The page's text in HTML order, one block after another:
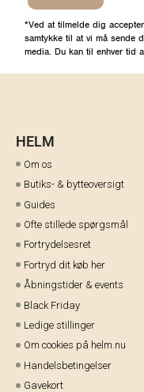
*Ved at tilmelde dig
samtykke til at vi må sende
media. Du kan til enhver tid
HELM
Om os
Butiks- & bytteoversigt
Guides
Ofte stillede spørgsmål
Fortrydelsesret
Fortryd dit køb her
Åbningstider & events
Black Friday
Ledige stillinger
Om cookies på helm.nu
Handelsbetingelser
Gavekort